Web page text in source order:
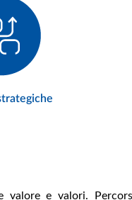
valore e valori.